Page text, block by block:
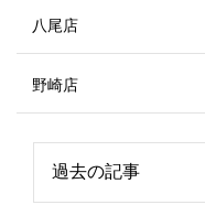
八尾店
野崎店